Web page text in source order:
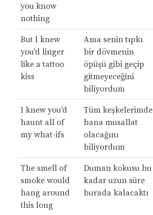
you know
nothing
But I knew
you'd linger
like a tattoo
kiss
Ama senin tıpkı
bir dövmenin
öpüşü gibi geçip
gitmeyeceğini
biliyordum
I knew you'd
haunt all of
my what-ifs
Tüm keşkelerimde
bana musallat
olacağını
biliyordum
The smell of
smoke would
hang around
this long
Duman kokusu bu
kadar uzun süre
burada kalacaktı